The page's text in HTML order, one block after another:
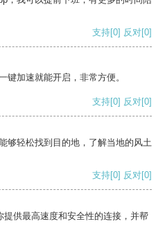
支持[0] 反对[0]
键加速就能开启，非常方便。
支持[0] 反对[0]
够轻松找到目的地，了解当地的风土
支持[0] 反对[0]
供最高速度和安全性的连接，并帮